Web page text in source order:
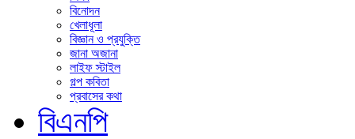
বিনোদন
খেলাধূলা
বিজ্ঞান ও প্রযুক্তি
জানা অজানা
লাইফ স্টাইল
গল্প কবিতা
প্রবাসের কথা
বিএনপি